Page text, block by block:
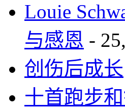
Louie
与感恩 -
创伤后成长
十首跑步